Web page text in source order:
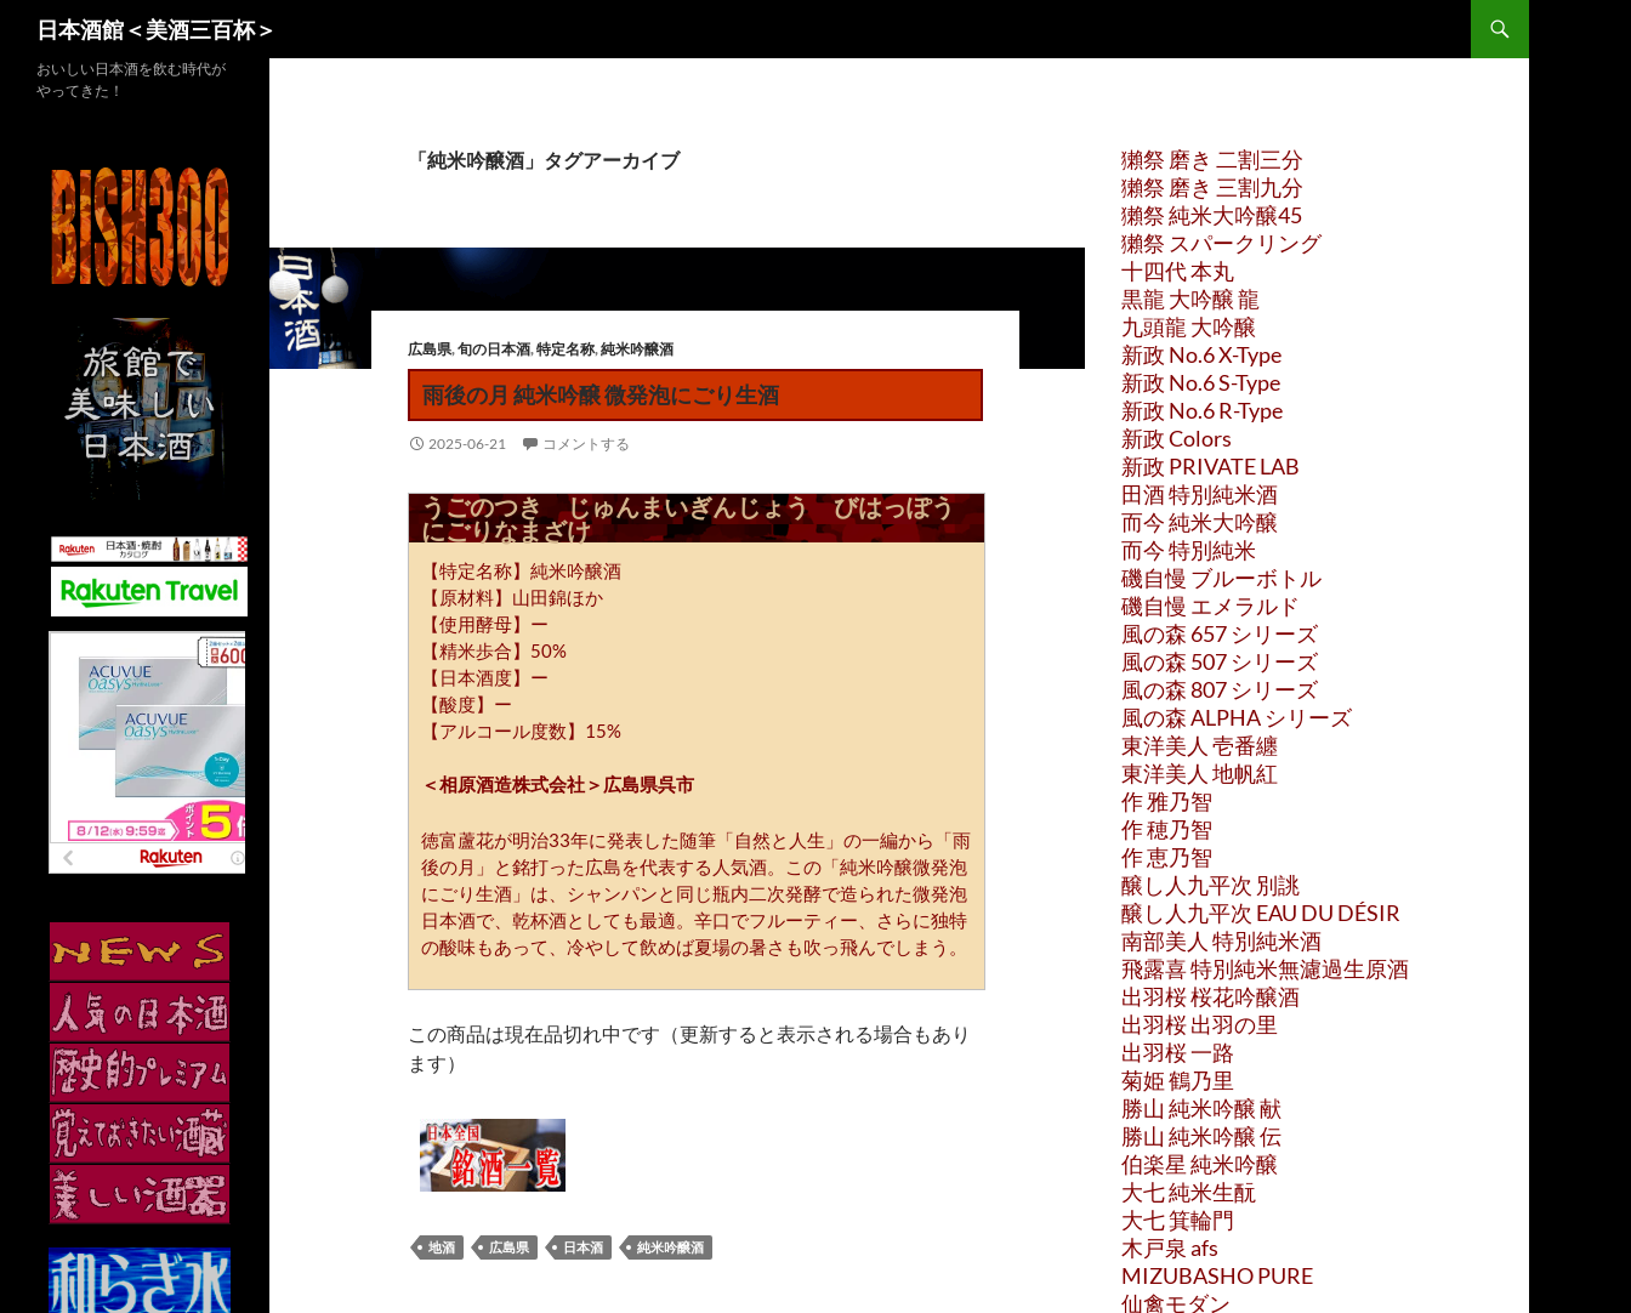
日本酒館＜美酒三百杯＞
「純米吟醸酒」タグアーカイブ
広島県,旬の日本酒,特定名称,純米吟醸酒
雨後の月 純米吟醸 微発泡にごり生酒
2025-06-21 コメントする
うごのつき じゅんまいぎんじょう びはっぽう
にごりなまざけ
【特定名称】純米吟醸酒
【原材料】山田錦ほか
【使用酵母】ー
【精米歩合】50%
【日本酒度】ー
【酸度】ー
【アルコール度数】15%
＜相原酒造株式会社＞広島県呉市
徳富蘆花が明治33年に発表した随筆「自然と人生」の一編から「雨
後の月」と銘打った広島を代表する人気酒。この「純米吟醸微発泡
にごり生酒」は、シャンパンと同じ瓶内二次発酵で造られた微発泡
日本酒で、乾杯酒としても最適。辛口でフルーティー、さらに独特
の酸味もあって、冷やして飲めば夏場の暑さも吹っ飛んでしまう。
この商品は現在品切れ中です（更新すると表示される場合もあり
ます）
地酒 広島県 日本酒 純米吟醸酒
獺祭 磨き 二割三分
獺祭 磨き 三割九分
獺祭 純米大吟醸45
獺祭 スパークリング
十四代 本丸
黒龍 大吟醸 龍
九頭龍 大吟醸
新政 No.6 X-Type
新政 No.6 S-Type
新政 No.6 R-Type
新政 Colors
新政 PRIVATE LAB
田酒 特別純米酒
而今 純米大吟醸
而今 特別純米
磯自慢 ブルーボトル
磯自慢 エメラルド
風の森 657 シリーズ
風の森 507 シリーズ
風の森 807 シリーズ
風の森 ALPHA シリーズ
東洋美人 壱番纏
東洋美人 地帆紅
作 雅乃智
作 穂乃智
作 恵乃智
醸し人九平次 別誂
醸し人九平次 EAU DU DÉSIR
南部美人 特別純米酒
飛露喜 特別純米無濾過生原酒
出羽桜 桜花吟醸酒
出羽桜 出羽の里
出羽桜 一路
菊姫 鶴乃里
勝山 純米吟醸 献
勝山 純米吟醸 伝
伯楽星 純米吟醸
大七 純米生酛
大七 箕輪門
木戸泉 afs
MIZUBASHO PURE
仙禽モダン
おいしい日本酒を飲む時代が
やってきた！